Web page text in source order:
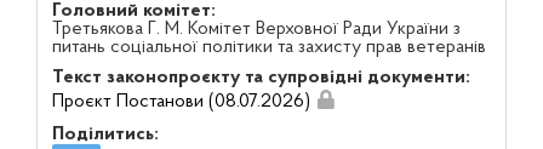
Головний комітет:
Третьякова Г. М. Комітет Верховної Ради України з
питань соціальної політики та захисту прав ветеранів
Текст законопроєкту та супровідні документи:
Проєкт Постанови (08.07.2026)
Поділитись: